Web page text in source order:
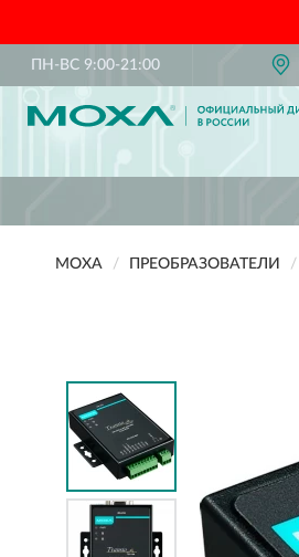
ПН-ВС 9:00-21:00
MOXA ПРЕОБРАЗОВАТЕЛИ